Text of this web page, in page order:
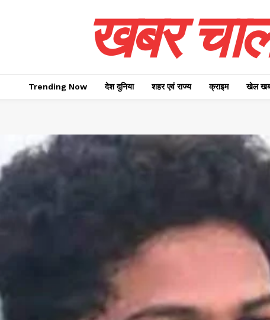
खबर
Trending Now देश दुनिया शहर एवं राज्य क्राइम खेल